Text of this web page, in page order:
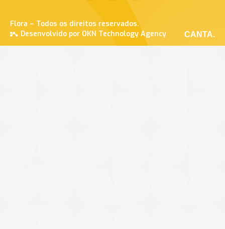
Flora – Todos os direitos reservados.
Desenvolvido por OKN Technology Agency
CANTA.